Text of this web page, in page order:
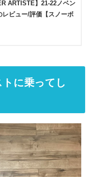
ARTISTE】21-22ノベン
レビュー/評価【スノーボ
に乗ってし